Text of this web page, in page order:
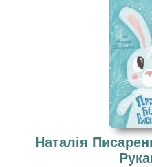
Наталія